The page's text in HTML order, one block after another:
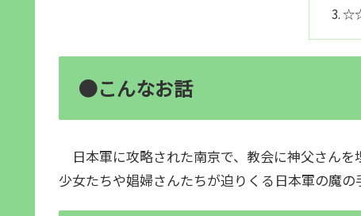
●こんなお話
日本軍に攻略された南京で、教会に神父さん
少女たちや娼婦さんたちが迫りくる日本軍の魔の